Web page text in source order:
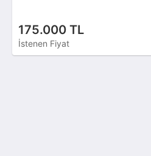
175.000 TL
İstenen Fiyat